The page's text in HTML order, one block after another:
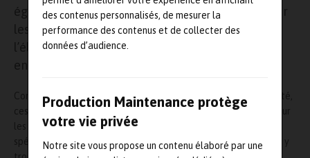
des contenus personnalisés, de mesurer la
performance des contenus et de collecter des
données d’audience.
Production Maintenance protège
votre vie privée
Notre site vous propose un contenu élaboré par une
également des kits spécialisés comme ceux pour
les applications automobiles, des kits VDE pour
l’électricité de haute-tension, ainsi qu’un
ensemble de pinces de précision.
Conçues pour réduire le temps de travail et améliorer l’efficacité,
ces kits d’outillage constituent un excellent point de départ pour
les ingénieurs ou les techniciens, grâce à tous ses outils
spécifiques à chaque application ; les utilisateurs expérimentés y